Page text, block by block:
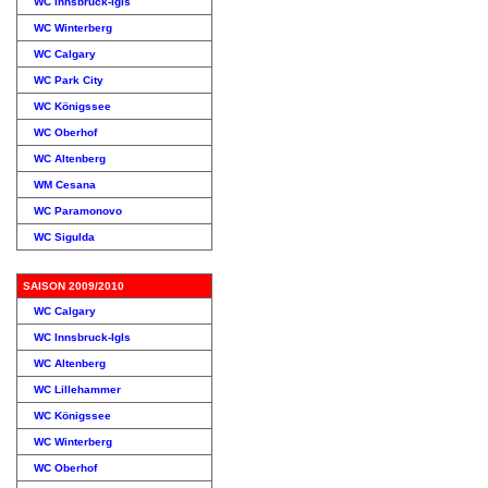
WC Winterberg
WC Calgary
WC Park City
WC Königssee
WC Oberhof
WC Altenberg
WM Cesana
WC Paramonovo
WC Sigulda
SAISON 2009/2010
WC Calgary
WC Innsbruck-Igls
WC Altenberg
WC Lillehammer
WC Königssee
WC Winterberg
WC Oberhof